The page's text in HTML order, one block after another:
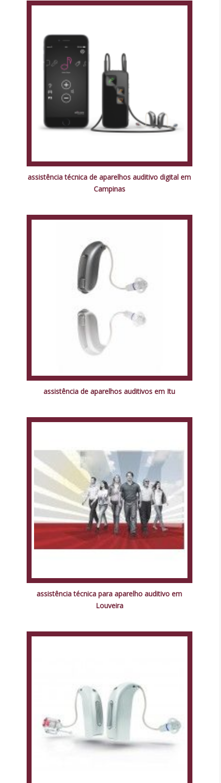
assistência técnica de aparelhos auditivo digital em
Campinas
assistência de aparelhos auditivos em Itu
assistência técnica para aparelho auditivo em
Louveira